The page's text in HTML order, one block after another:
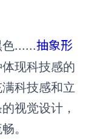
......抽象形
现科技感的
科技感和立
视觉设计，
。